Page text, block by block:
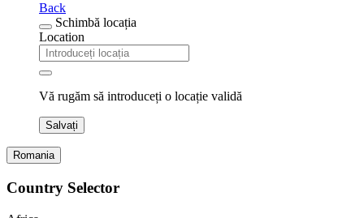
Back
Schimbă locația
Location
Vă rugăm să introduceți o locație validă
Salvați
Romania
Country Selector